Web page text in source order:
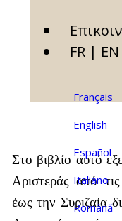
FR | EN
Français
English
Español
Italiano
Română
Στο βιβλίο αυτό
Αριστεράς από
έως την Συριζαία